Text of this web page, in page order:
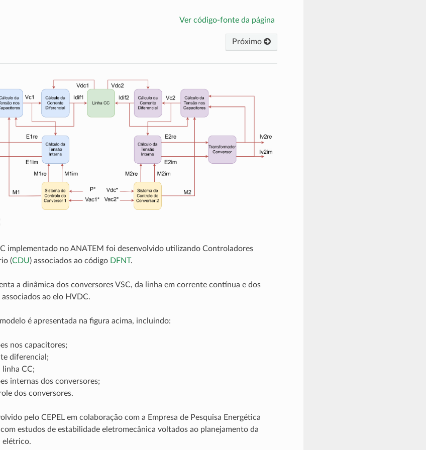
Ver código-fonte da página
Próximo
implementado no ANATEM foi desenvolvido utilizando Controladores
(CDU) associados ao código DFNT.
a dinâmica dos conversores VSC, da linha em corrente contínua e dos
ao elo HVDC.
é apresentada na figura acima, incluindo:
nos capacitores;
diferencial;
linha CC;
internas dos conversores;
dos conversores.
pelo CEPEL em colaboração com a Empresa de Pesquisa Energética
estudos de estabilidade eletromecânica voltados ao planejamento da
elétrico.